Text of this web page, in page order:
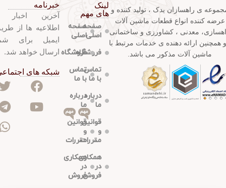
ی راهسازان یدک ، تولید کننده و
عرضه کننده انواع قطعات ماشین آلات
معدنی ، کشاورزی و ساختمانی
همچنین ارائه دهنده ی خدمات مرتبط با
ماشین آلات مذکور می باشد.
لینک
های مهم
صفحه
اصلی
فروشگاه
تماس
با ما
درباره
ما
قوانین
و
مقررات
مهم
همکاری
در
فروش
صفحه
اصلی
فروشگاه
تماس
با ما
درباره
ما
قوانین
و
مقررات
مهم
همکاری
در
فروش
خبرنامه
آخرین اخبار
اطلاعیه ها از
ایمیل برای
ارسال خواهد شد.
شبکه های